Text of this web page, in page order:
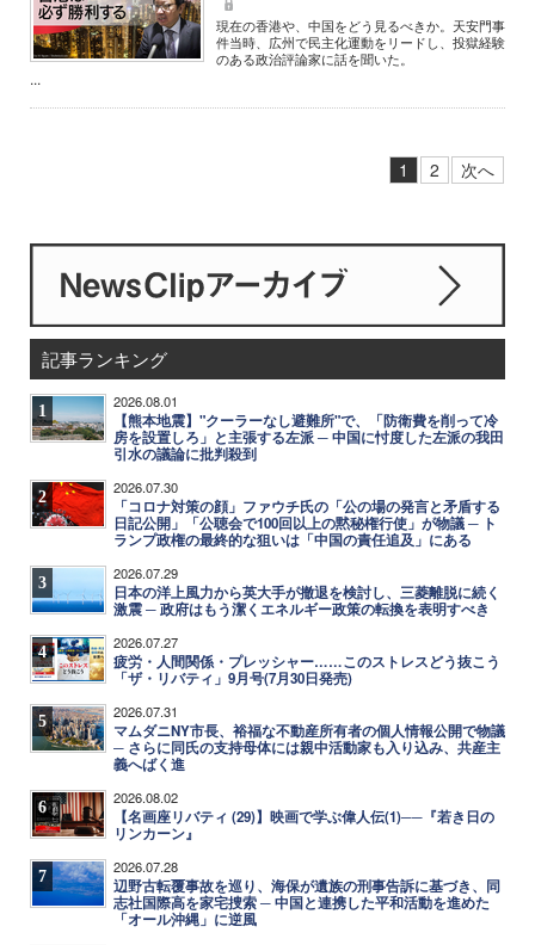
現在の香港や、中国をどう見るべきか。天安門事
件当時、広州で民主化運動をリードし、投獄経験
のある政治評論家に話を聞いた。
...
1 2 次へ
記事ランキング
1 2026.08.01
【熊本地震】"クーラーなし避難所"で、「防衛費を削って冷
房を設置しろ」と主張する左派 ─ 中国に忖度した左派の我田
引水の議論に批判殺到
2 2026.07.30
「コロナ対策の顔」ファウチ氏の「公の場の発言と矛盾する
日記公開」「公聴会で100回以上の黙秘権行使」が物議 ─ ト
ランプ政権の最終的な狙いは「中国の責任追及」にある
3 2026.07.29
日本の洋上風力から英大手が撤退を検討し、三菱離脱に続く
激震 ─ 政府はもう潔くエネルギー政策の転換を表明すべき
4 2026.07.27
疲労・人間関係・プレッシャー……このストレスどう抜こう
「ザ・リバティ」9月号(7月30日発売)
5 2026.07.31
マムダニNY市長、裕福な不動産所有者の個人情報公開で物議
─ さらに同氏の支持母体には親中活動家も入り込み、共産主
義へばく進
6 2026.08.02
【名画座リバティ (29)】映画で学ぶ偉人伝(1)──『若き日の
リンカーン』
7 2026.07.28
辺野古転覆事故を巡り、海保が遺族の刑事告訴に基づき、同
志社国際高を家宅捜索 ─ 中国と連携した平和活動を進めた
「オール沖縄」に逆風